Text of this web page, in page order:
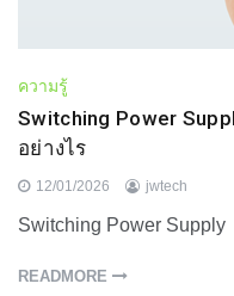
ความรู้
Switching Power
อย่างไร
12/01/2026 jwtech
Switching Power
READMORE